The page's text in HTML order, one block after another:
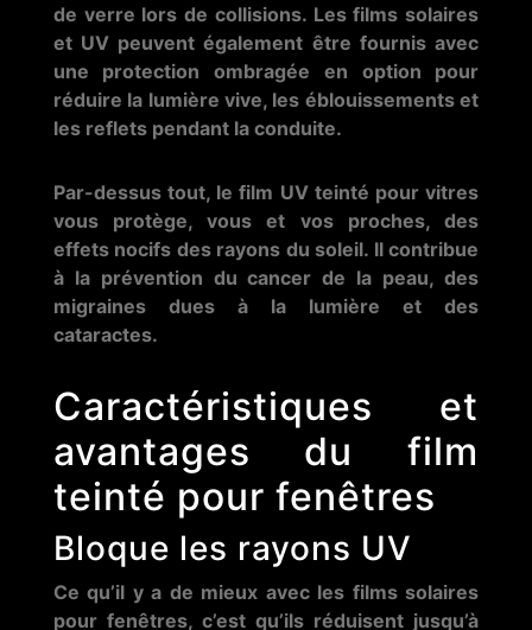
de verre lors de collisions. Les films solaires
et UV peuvent également être fournis avec
une protection ombragée en option pour
réduire la lumière vive, les éblouissements et
les reflets pendant la conduite.
Par-dessus tout, le film UV teinté pour vitres
vous protège, vous et vos proches, des
effets nocifs des rayons du soleil. Il contribue
à la prévention du cancer de la peau, des
migraines dues à la lumière et des
cataractes.
Caractéristiques et
avantages du film
teinté pour fenêtres
Bloque les rayons UV
Ce qu’il y a de mieux avec les films solaires
pour fenêtres, c’est qu’ils réduisent jusqu’à